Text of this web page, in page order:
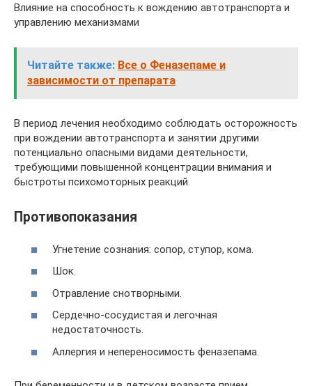
Влияние на способность к вождению автотранспорта и
управлению механизмами
Читайте также: Все о Феназепаме и
зависимости от препарата
В период лечения необходимо соблюдать осторожность
при вождении автотранспорта и занятии другими
потенциально опасными видами деятельности,
требующими повышенной концентрации внимания и
быстроты психомоторных реакций.
Противопоказания
Угнетение сознания: сопор, ступор, кома.
Шок.
Отравление снотворными.
Сердечно-сосудистая и легочная
недостаточность.
Аллергия и непереносимость феназепама.